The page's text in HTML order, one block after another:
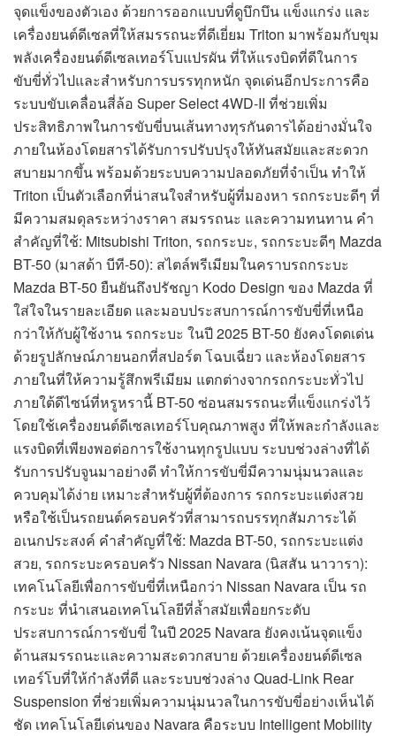
จุดแข็งของตัวเอง ด้วยการออกแบบที่ดูบึกบึน แข็งแกร่ง และ
เครื่องยนต์ดีเซลที่ให้สมรรถนะที่ดีเยี่ยม Triton มาพร้อมกับขุม
พลังเครื่องยนต์ดีเซลเทอร์โบแปรผัน ที่ให้แรงบิดที่ดีในการ
ขับขี่ทั่วไปและสำหรับการบรรทุกหนัก จุดเด่นอีกประการคือ
ระบบขับเคลื่อนสี่ล้อ Super Select 4WD-II ที่ช่วยเพิ่ม
ประสิทธิภาพในการขับขี่บนเส้นทางทุรกันดารได้อย่างมั่นใจ
ภายในห้องโดยสารได้รับการปรับปรุงให้ทันสมัยและสะดวก
สบายมากขึ้น พร้อมด้วยระบบความปลอดภัยที่จำเป็น ทำให้
Triton เป็นตัวเลือกที่น่าสนใจสำหรับผู้ที่มองหา รถกระบะดีๆ ที่
มีความสมดุลระหว่างราคา สมรรถนะ และความทนทาน คำ
สำคัญที่ใช้: Mitsubishi Triton, รถกระบะ, รถกระบะดีๆ Mazda
BT-50 (มาสด้า บีที-50): สไตล์พรีเมียมในคราบรถกระบะ
Mazda BT-50 ยืนยันถึงปรัชญา Kodo Design ของ Mazda ที่
ใส่ใจในรายละเอียด และมอบประสบการณ์การขับขี่ที่เหนือ
กว่าให้กับผู้ใช้งาน รถกระบะ ในปี 2025 BT-50 ยังคงโดดเด่น
ด้วยรูปลักษณ์ภายนอกที่สปอร์ต โฉบเฉี่ยว และห้องโดยสาร
ภายในที่ให้ความรู้สึกพรีเมียม แตกต่างจากรถกระบะทั่วไป
ภายใต้ดีไซน์ที่หรูหรานี้ BT-50 ซ่อนสมรรถนะที่แข็งแกร่งไว้
โดยใช้เครื่องยนต์ดีเซลเทอร์โบคุณภาพสูง ที่ให้พละกำลังและ
แรงบิดที่เพียงพอต่อการใช้งานทุกรูปแบบ ระบบช่วงล่างที่ได้
รับการปรับจูนมาอย่างดี ทำให้การขับขี่มีความนุ่มนวลและ
ควบคุมได้ง่าย เหมาะสำหรับผู้ที่ต้องการ รถกระบะแต่งสวย
หรือใช้เป็นรถยนต์ครอบครัวที่สามารถบรรทุกสัมภาระได้
อเนกประสงค์ คำสำคัญที่ใช้: Mazda BT-50, รถกระบะแต่ง
สวย, รถกระบะครอบครัว Nissan Navara (นิสสัน นาวารา):
เทคโนโลยีเพื่อการขับขี่ที่เหนือกว่า Nissan Navara เป็น รถ
กระบะ ที่นำเสนอเทคโนโลยีที่ล้ำสมัยเพื่อยกระดับ
ประสบการณ์การขับขี่ ในปี 2025 Navara ยังคงเน้นจุดแข็ง
ด้านสมรรถนะและความสะดวกสบาย ด้วยเครื่องยนต์ดีเซล
เทอร์โบที่ให้กำลังที่ดี และระบบช่วงล่าง Quad-Link Rear
Suspension ที่ช่วยเพิ่มความนุ่มนวลในการขับขี่อย่างเห็นได้
ชัด เทคโนโลยีเด่นของ Navara คือระบบ Intelligent Mobility